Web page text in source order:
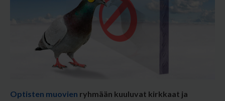
Optisten muovien ryhmään kuuluvat kirkkaat ja